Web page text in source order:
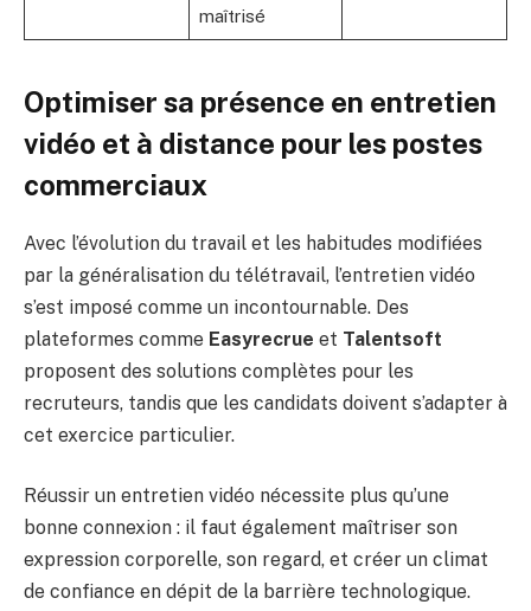
maîtrisé
Optimiser sa présence en entretien
vidéo et à distance pour les postes
commerciaux
Avec l’évolution du travail et les habitudes modifiées
par la généralisation du télétravail, l’entretien vidéo
s’est imposé comme un incontournable. Des
plateformes comme Easyrecrue et Talentsoft
proposent des solutions complètes pour les
recruteurs, tandis que les candidats doivent s’adapter à
cet exercice particulier.
Réussir un entretien vidéo nécessite plus qu’une
bonne connexion : il faut également maîtriser son
expression corporelle, son regard, et créer un climat
de confiance en dépit de la barrière technologique.